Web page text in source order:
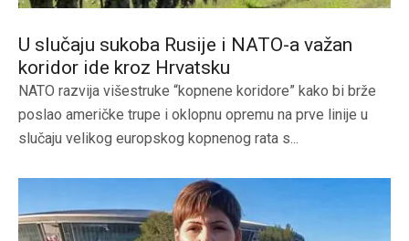
U slučaju sukoba Rusije i NATO-a važan
koridor ide kroz Hrvatsku
NATO razvija višestruke “kopnene koridore” kako bi brže
poslao američke trupe i oklopnu opremu na prve linije u
slučaju velikog europskog kopnenog rata s...